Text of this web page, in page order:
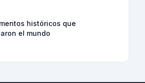
históricos que
el mundo